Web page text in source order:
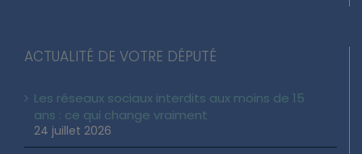
ACTUALITÉ DE VOTRE DÉPUTÉ
Les réseaux sociaux interdits aux moins de 15
ans : ce qui change vraiment
24 juillet 2026